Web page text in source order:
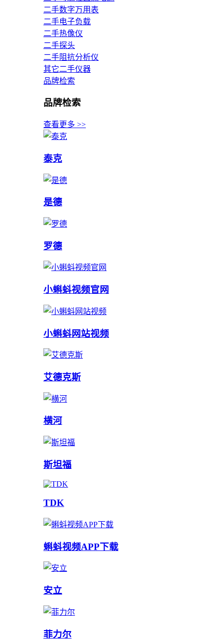
二手数字万用表
二手电子负载
二手热像仪
二手探头
二手阻抗分析仪
其它二手仪器
品牌检索
品牌检索
查看更多 >>
泰克
是德
罗德
小蝌蚪视频官网
小蝌蚪网站视频
艾德克斯
横河
斯坦福
TDK
蝌蚪视频APP下载
安立
菲力尔